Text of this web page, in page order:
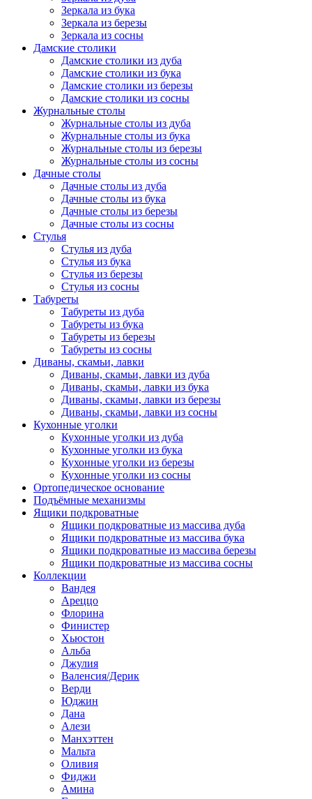
Зеркала из бука
Зеркала из березы
Зеркала из сосны
Дамские столики
Дамские столики из дуба
Дамские столики из бука
Дамские столики из березы
Дамские столики из сосны
Журнальные столы
Журнальные столы из дуба
Журнальные столы из бука
Журнальные столы из березы
Журнальные столы из сосны
Дачные столы
Дачные столы из дуба
Дачные столы из бука
Дачные столы из березы
Дачные столы из сосны
Стулья
Стулья из дуба
Стулья из бука
Стулья из березы
Стулья из сосны
Табуреты
Табуреты из дуба
Табуреты из бука
Табуреты из березы
Табуреты из сосны
Диваны, скамьи, лавки
Диваны, скамьи, лавки из дуба
Диваны, скамьи, лавки из бука
Диваны, скамьи, лавки из березы
Диваны, скамьи, лавки из сосны
Кухонные уголки
Кухонные уголки из дуба
Кухонные уголки из бука
Кухонные уголки из березы
Кухонные уголки из сосны
Ортопедическое основание
Подъёмные механизмы
Ящики подкроватные
Ящики подкроватные из массива дуба
Ящики подкроватные из массива бука
Ящики подкроватные из массива березы
Ящики подкроватные из массива сосны
Коллекции
Вандея
Ареццо
Флорина
Финистер
Хьюстон
Альба
Джулия
Валенсия/Дерик
Верди
Юджин
Дана
Алези
Манхэттен
Мальта
Оливия
Фиджи
Амина